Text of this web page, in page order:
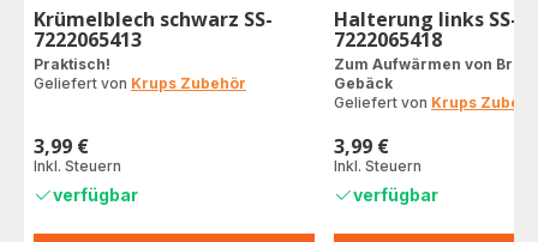
Krümelblech schwarz SS-
7222065413
Praktisch!
Geliefert von Krups Zubehör
Preis
3,99 €
Inkl. Steuern
verfügbar
Halterung links SS-
7222065418
Zum Aufwärmen von
Gebäck
Geliefert von Krups
Preis
3,99 €
Inkl. Steuern
verfügbar